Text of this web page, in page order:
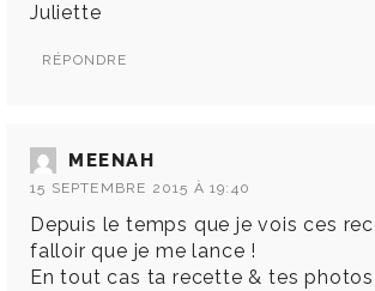
Juliette
RÉPONDRE
MEENAH
15 SEPTEMBRE 2015 À 19:40
Depuis le temps que je vois ces
falloir que je me lance !
En tout cas ta recette & tes